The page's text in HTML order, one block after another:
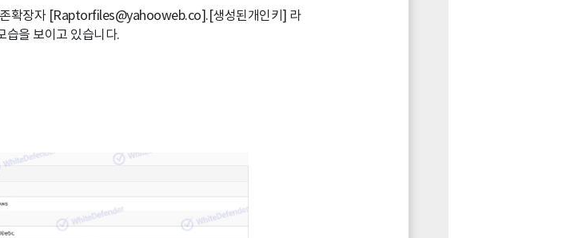
확장자 [Raptorfiles@yahooweb.co].[생성된개인키] 라
습을 보이고 있습니다.